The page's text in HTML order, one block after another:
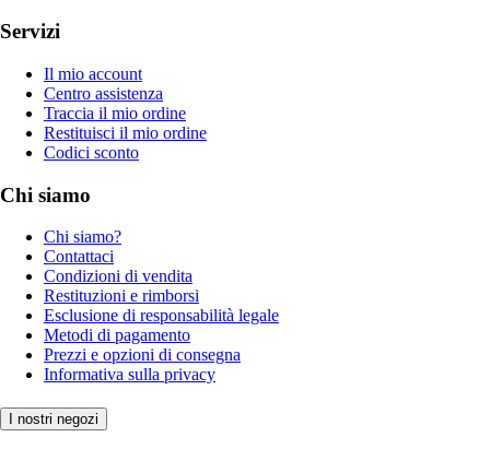
Servizi
Il mio account
Centro assistenza
Traccia il mio ordine
Restituisci il mio ordine
Codici sconto
Chi siamo
Chi siamo?
Contattaci
Condizioni di vendita
Restituzioni e rimborsi
Esclusione di responsabilità legale
Metodi di pagamento
Prezzi e opzioni di consegna
Informativa sulla privacy
I nostri negozi